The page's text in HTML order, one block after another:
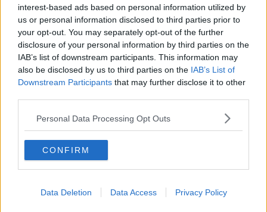
interest-based ads based on personal information utilized by
us or personal information disclosed to third parties prior to
your opt-out. You may separately opt-out of the further
disclosure of your personal information by third parties on the
IAB’s list of downstream participants. This information may
also be disclosed by us to third parties on the IAB’s List of
Downstream Participants that may further disclose it to other
Personal Data Processing Opt Outs
CONFIRM
Data Deletion Data Access Privacy Policy
Al via la Festa dell'arte dei sapori
Il nono premio Jarro Giovani allo chef della tv
Mura, "Nel monitoraggio anche quelle etrusche"
Le mura etrusche tra storia e foto di Dainelli
Alla scoperta di Pomarance tra gusto e cultura
Un anello di 42 chilometri all'insegna del vino